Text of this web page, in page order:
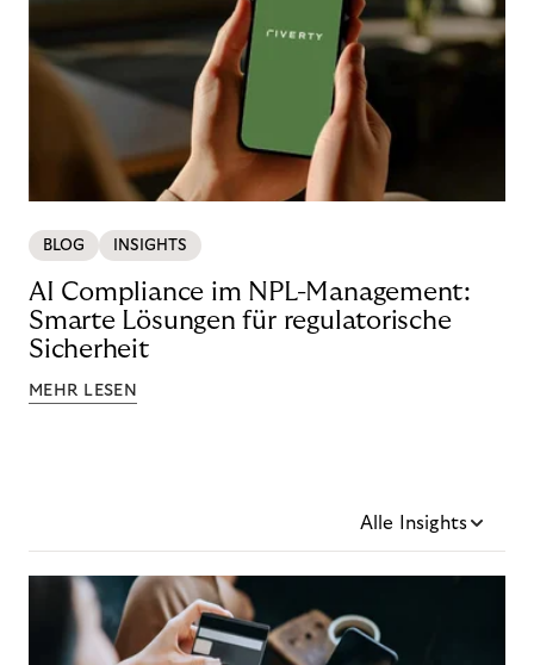
BLOG INSIGHTS
AI Compliance im NPL-Management:
Smarte Lösungen für regulatorische
Sicherheit
MEHR LESEN
Alle Insights